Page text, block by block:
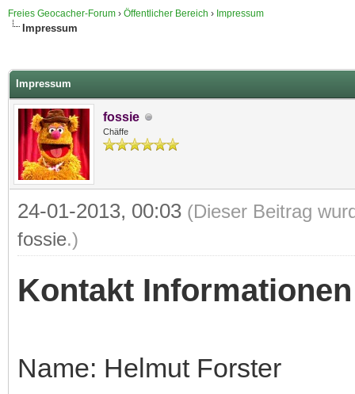
Freies Geocacher-Forum › Öffentlicher Bereich › Impressum
Impressum
Impressum
fossie
Chäffe
24-01-2013, 00:03 (Dieser Beitrag
fossie.)
Kontakt Informationen
Name: Helmut Forster